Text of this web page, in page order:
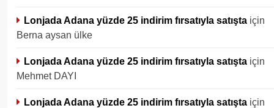
Lonjada Adana yüzde 25 indirim fırsatıyla satışta için
Berna aysan ülke
Lonjada Adana yüzde 25 indirim fırsatıyla satışta için
Mehmet DAYI
Lonjada Adana yüzde 25 indirim fırsatıyla satışta için